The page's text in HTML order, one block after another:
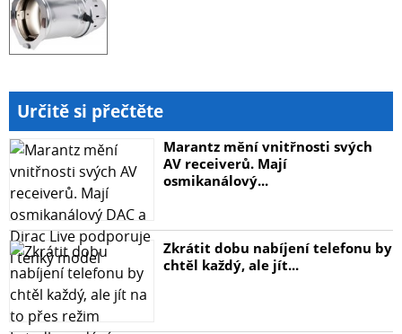
Určitě si přečtěte
Marantz mění vnitřnosti svých
AV receiverů. Mají
osmikanálový...
Zkrátit dobu nabíjení telefonu by
chtěl každý, ale jít...